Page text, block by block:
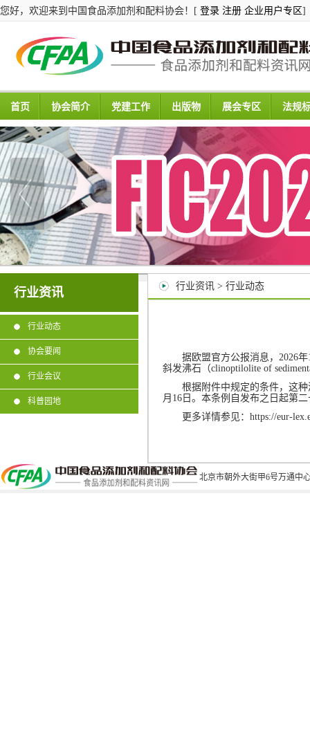
您好，欢迎来到中国食品添加剂和配料协会！[ 登录 注册 企业用户专区]
首页 协会简介 党建工作 出版物 展会专区 法规
行业资讯
行业动态
协会要闻
行业会议
科普园地
行业资讯 > 行业动态
据欧盟官方公报消息， 2026年
斜发沸石（clinoptilolite of
根据附件中规定的条件，这
月 16 日。本条例自发布之日起第
更多详情参见： https://eur-
北京市朝外大街甲6号万通中